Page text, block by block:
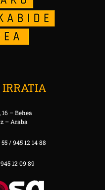
– Behea
– Araba
/ 945 12 14 88
945 12 09 89